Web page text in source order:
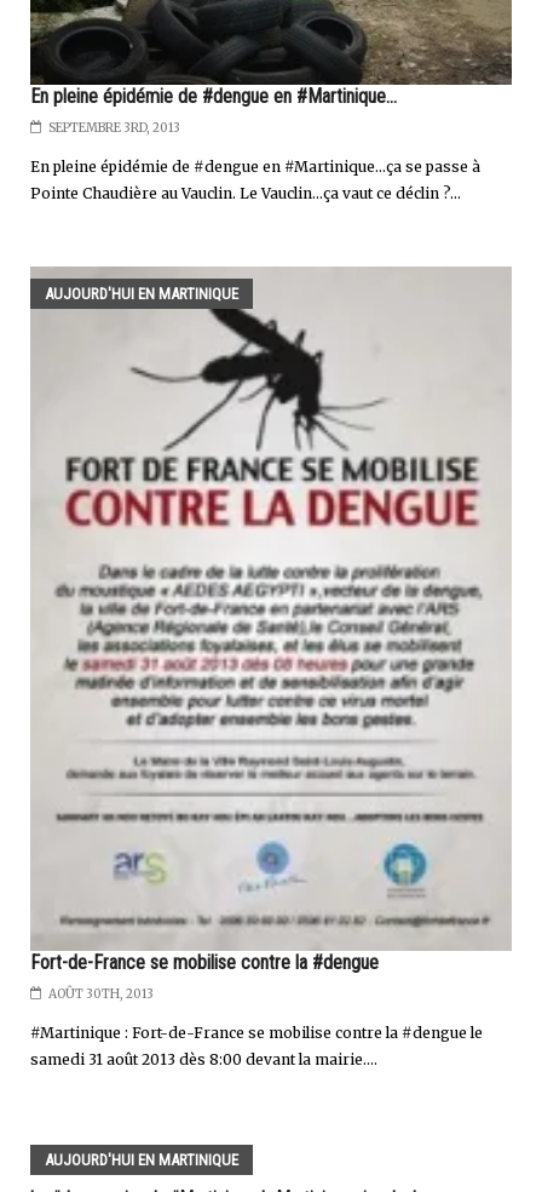
En pleine épidémie de #dengue en #Martinique...
SEPTEMBRE 3RD, 2013
En pleine épidémie de #dengue en #Martinique...ça se passe à
Pointe Chaudière au Vauclin. Le Vauclin...ça vaut ce déclin ?...
AUJOURD'HUI EN MARTINIQUE
Fort-de-France se mobilise contre la #dengue
AOÛT 30TH, 2013
#Martinique : Fort-de-France se mobilise contre la #dengue le
samedi 31 août 2013 dès 8:00 devant la mairie....
AUJOURD'HUI EN MARTINIQUE